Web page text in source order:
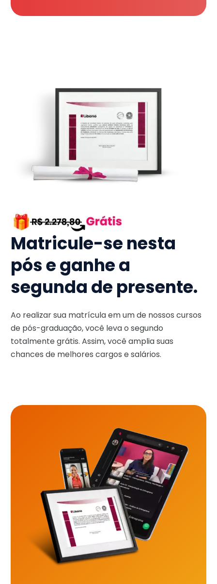
Matricule-se nesta
pós e ganhe a
segunda de presente.
Ao realizar sua matrícula em um de nossos cursos
de pós-graduação, você leva o segundo
totalmente grátis. Assim, você amplia suas
chances de melhores cargos e salários.